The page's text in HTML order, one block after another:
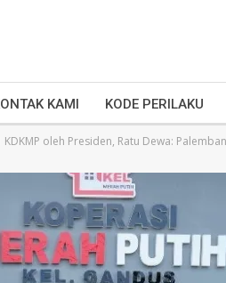
KAMI KODE PERILAKU
oleh Presiden, Ratu Dewa: